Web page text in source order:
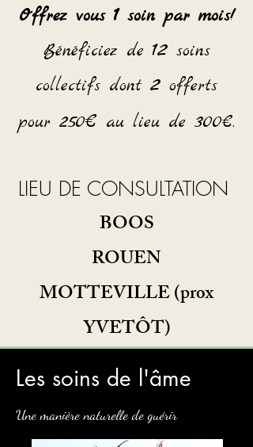
Offrez vous 1soin par mois!
Bénéficiez de 12soins
collectifs dont 2 offerts
pour 250€ au lieu de 300€.
LIEU DE CONSULTATION ​
BOOS
ROUEN
MOTTEVILLE (prox
YVETÔT)
Les soins de l'âme
Une manière naturelle de guérir